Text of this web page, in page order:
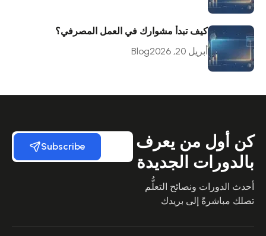
كيف تبدأ مشوارك في العمل المصرفي؟
أبريل 20, 2026
Blog
كن أول من يعرف
بالدورات الجديدة
أحدث الدورات ونصائح التعلُّم
تصلك مباشرةً إلى بريدك
Subscribe